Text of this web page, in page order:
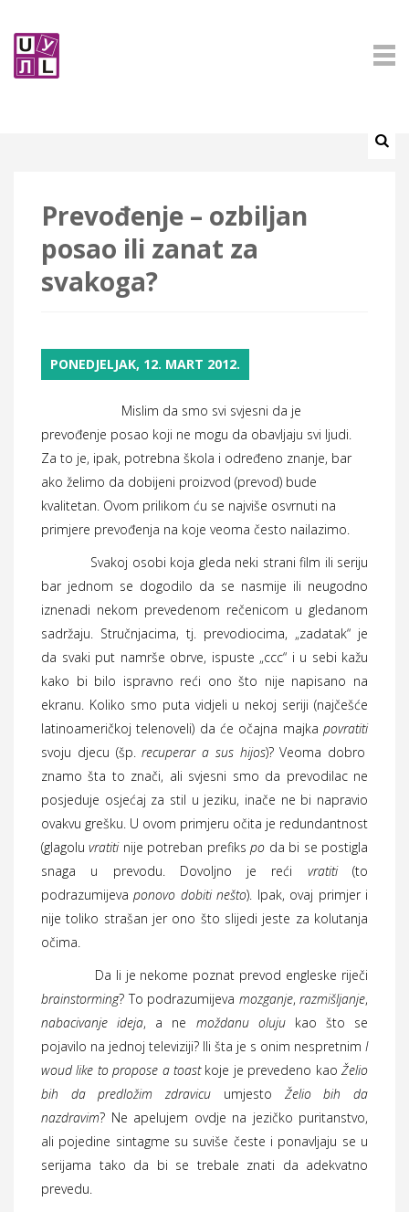
Prevođenje – ozbiljan
posao ili zanat za
svakoga?
PONEDJELJAK, 12. MART 2012.
Mislim da smo svi svjesni da je
prevođenje posao koji ne mogu da obavljaju svi ljudi.
Za to je, ipak, potrebna škola i određeno znanje, bar
ako želimo da dobijeni proizvod (prevod) bude
kvalitetan. Ovom prilikom ću se najviše osvrnuti na
primjere prevođenja na koje veoma često nailazimo.
Svakoj osobi koja gleda neki strani film ili seriju
bar jednom se dogodilo da se nasmije ili neugodno
iznenadi nekom prevedenom rečenicom u gledanom
sadržaju. Stručnjacima, tj. prevodiocima, „zadatak“ je
da svaki put namrše obrve, ispuste „ccc“ i u sebi kažu
kako bi bilo ispravno reći ono što nije napisano na
ekranu. Koliko smo puta vidjeli u nekoj seriji (najčešće
latinoameričkoj telenoveli) da će očajna majka povratiti
svoju djecu (šp.recuperar a sus hijos)? Veoma dobro
znamo šta to znači, ali svjesni smo da prevodilac ne
posjeduje osjećaj za stil u jeziku, inače ne bi napravio
ovakvu grešku. U ovom primjeru očita je redundantnost
(glagoluvratitinije potreban prefikspo da bi se postigla
snaga u prevodu. Dovoljno je reći vratiti(to
podrazumijevaponovo dobiti nešto). Ipak, ovaj primjer i
nije toliko strašan jer ono što slijedi jeste za kolutanja
očima.
Da li je nekome poznat prevod engleske riječi
brainstorming? To podrazumijeva mozganje, razmišljanje,
nabacivanje ideja, a ne moždanu olujukao što se
pojavilo na jednoj televiziji? Ili šta je s onim nespretnim I
woud like to propose a toastkoje je prevedeno kao Želio
bih da predložim zdravicu umjesto Želio bih da
nazdravim? Ne apelujem ovdje na jezičko puritanstvo,
ali pojedine sintagme su suviše česte i ponavljaju se u
serijama tako da bi se trebale znati da adekvatno
prevedu.